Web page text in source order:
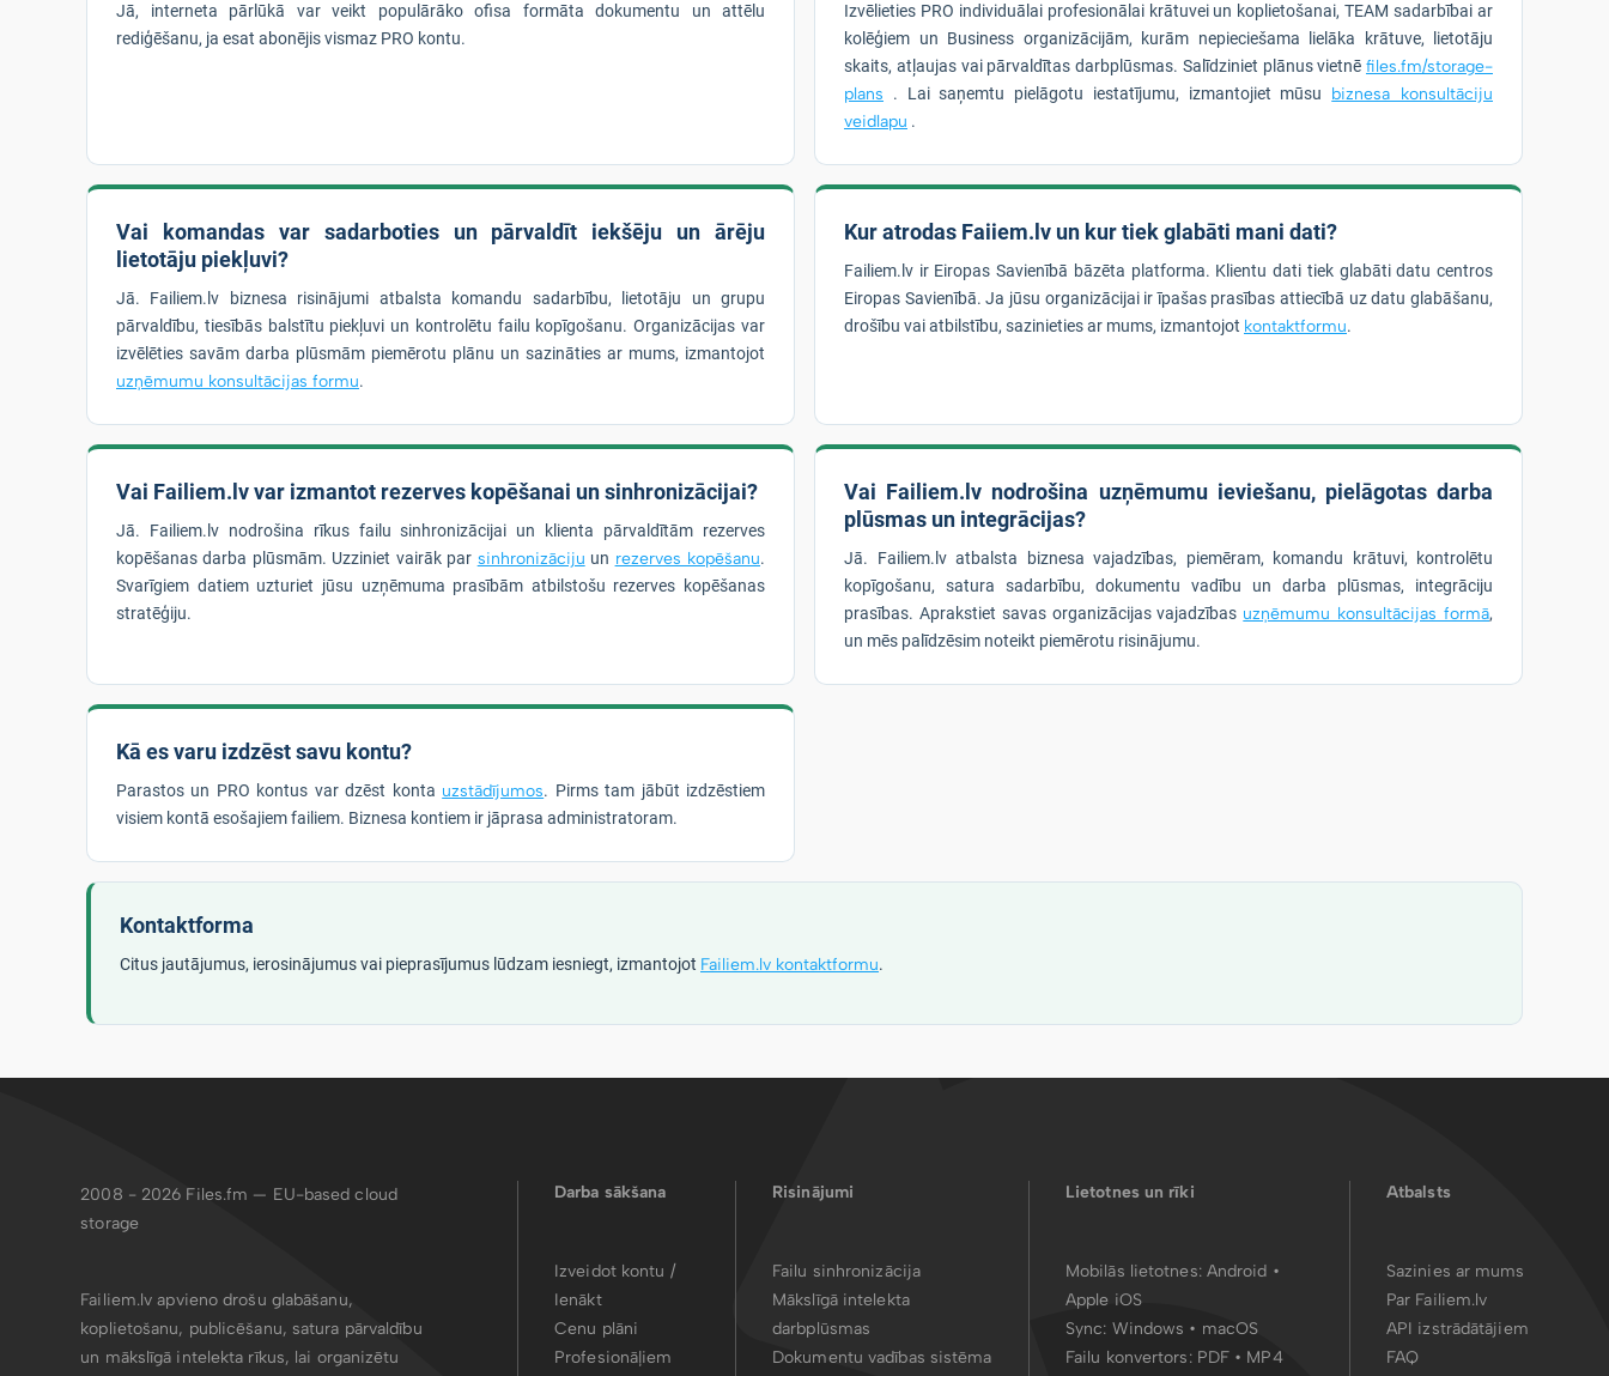
Jā, interneta pārlūkā var veikt populārāko ofisa formāta dokumentu un attēlu
rediģēšanu, ja esat abonējis vismaz PRO kontu.
Izvēlieties PRO individuālai profesionālai krātuvei un koplietošanai, TEAM sadarbībai ar
kolēģiem un Business organizācijām, kurām nepieciešama lielāka krātuve, lietotāju
skaits, atļaujas vai pārvaldītas darbplūsmas. Salīdziniet plānus vietnē files.fm/storage-
plans . Lai saņemtu pielāgotu iestatījumu, izmantojiet mūsu biznesa konsultāciju
veidlapu .
Vai komandas var sadarboties un pārvaldīt iekšēju un ārēju
lietotāju piekļuvi?
Jā. Failiem.lv biznesa risinājumi atbalsta komandu sadarbību, lietotāju un grupu
pārvaldību, tiesībās balstītu piekļuvi un kontrolētu failu kopīgošanu. Organizācijas var
izvēlēties savām darba plūsmām piemērotu plānu un sazināties ar mums, izmantojot
uzņēmumu konsultācijas formu.
Kur atrodas Faiiem.lv un kur tiek glabāti mani dati?
Failiem.lv ir Eiropas Savienībā bāzēta platforma. Klientu dati tiek glabāti datu centros
Eiropas Savienībā. Ja jūsu organizācijai ir īpašas prasības attiecībā uz datu glabāšanu,
drošību vai atbilstību, sazinieties ar mums, izmantojot kontaktformu.
Vai Failiem.lv var izmantot rezerves kopēšanai un sinhronizācijai?
Jā. Failiem.lv nodrošina rīkus failu sinhronizācijai un klienta pārvaldītām rezerves
kopēšanas darba plūsmām. Uzziniet vairāk par sinhronizāciju un rezerves kopēšanu.
Svarīgiem datiem uzturiet jūsu uzņēmuma prasībām atbilstošu rezerves kopēšanas
stratēģiju.
Vai Failiem.lv nodrošina uzņēmumu ieviešanu, pielāgotas darba
plūsmas un integrācijas?
Jā. Failiem.lv atbalsta biznesa vajadzības, piemēram, komandu krātuvi, kontrolētu
kopīgošanu, satura sadarbību, dokumentu vadību un darba plūsmas, integrāciju
prasības. Aprakstiet savas organizācijas vajadzības uzņēmumu konsultācijas formā,
un mēs palīdzēsim noteikt piemērotu risinājumu.
Kā es varu izdzēst savu kontu?
Parastos un PRO kontus var dzēst konta uzstādījumos. Pirms tam jābūt izdzēstiem
visiem kontā esošajiem failiem. Biznesa kontiem ir jāprasa administratoram.
Kontaktforma
Citus jautājumus, ierosinājumus vai pieprasījumus lūdzam iesniegt, izmantojot Failiem.lv kontaktformu.
2008 - 2026 Files.fm — EU-based cloud
storage
Failiem.lv apvieno drošu glabāšanu,
koplietošanu, publicēšanu, satura pārvaldību
un mākslīgā intelekta rīkus, lai organizētu
Darba sākšana
Izveidot kontu /
Ienākt
Cenu plāni
Profesionāļiem
Risinājumi
Failu sinhronizācija
Mākslīgā intelekta
darbplūsmas
Dokumentu vadības sistēma
Lietotnes un rīki
Mobilās lietotnes: Android •
Apple iOS
Sync: Windows • macOS
Failu konvertors: PDF • MP4
Atbalsts
Sazinies ar mums
Par Failiem.lv
API izstrādātājiem
FAQ